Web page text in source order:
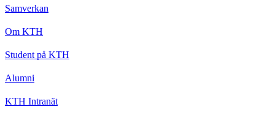
Samverkan
Om KTH
Student på KTH
Alumni
KTH Intranät